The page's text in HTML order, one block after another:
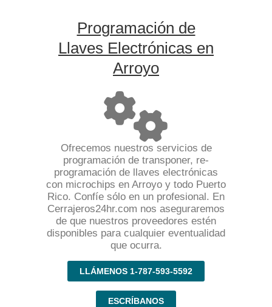
Programación de
Llaves Electrónicas en
Arroyo
Ofrecemos nuestros servicios de
programación de transponer, re-
programación de llaves electrónicas
con microchips en Arroyo y todo Puerto
Rico. Confíe sólo en un profesional. En
Cerrajeros24hr.com nos aseguraremos
de que nuestros proveedores estén
disponibles para cualquier eventualidad
que ocurra.
LLÁMENOS 1-787-593-5592
ESCRÍBANOS